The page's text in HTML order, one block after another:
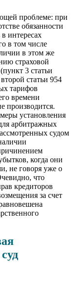
проблеме: при
обязанности
интересах
в том числе
в этом же
страховой
3 статьи
статьи 954
тарифов
времени
производится.
установления
арбитражных
судом
когда они
не говоря уже о
что
кредиторов
за счет